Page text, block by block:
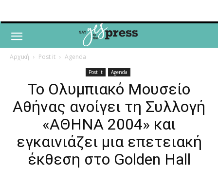
Αρχική Post it Agenda
Post it Agenda
Το Ολυμπιακό Μουσείο
Αθήνας ανοίγει τη Συλλογή
«ΑΘΗΝΑ 2004» και
εγκαινιάζει μια επετειακή
έκθεση στο Golden Hall